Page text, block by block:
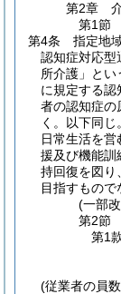
第2章
第1節
第4条
指定地
認知症対応型
所介護」とい
に規定する認
者の認知症の
く。以下同じ
日常生活を
援及び機能訓
持回復を図り
目指すもので
(一部
第2節
第1
(従業者の員